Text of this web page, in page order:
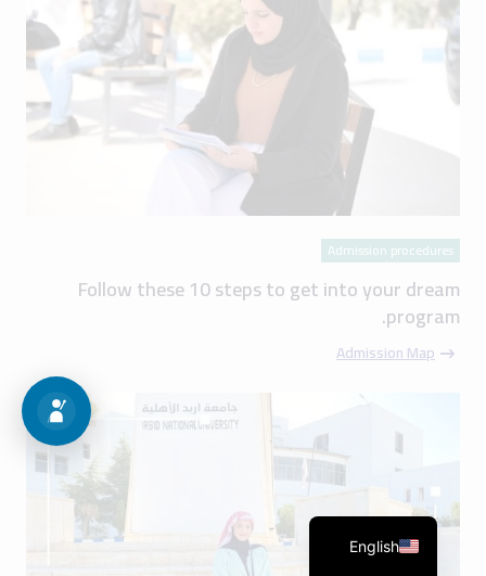
Admission procedures
Follow these 10 steps to get into your dream
program.
Admission Map
English